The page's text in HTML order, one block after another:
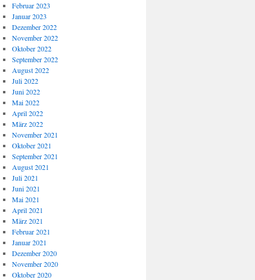
Februar 2023
Januar 2023
Dezember 2022
November 2022
Oktober 2022
September 2022
August 2022
Juli 2022
Juni 2022
Mai 2022
April 2022
März 2022
November 2021
Oktober 2021
September 2021
August 2021
Juli 2021
Juni 2021
Mai 2021
April 2021
März 2021
Februar 2021
Januar 2021
Dezember 2020
November 2020
Oktober 2020